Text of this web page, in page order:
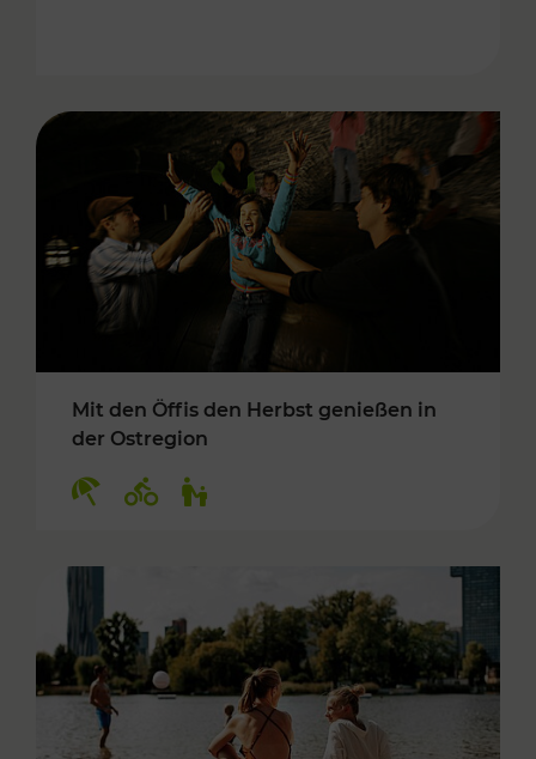
Mit den Öffis den Herbst genießen in
der Ostregion